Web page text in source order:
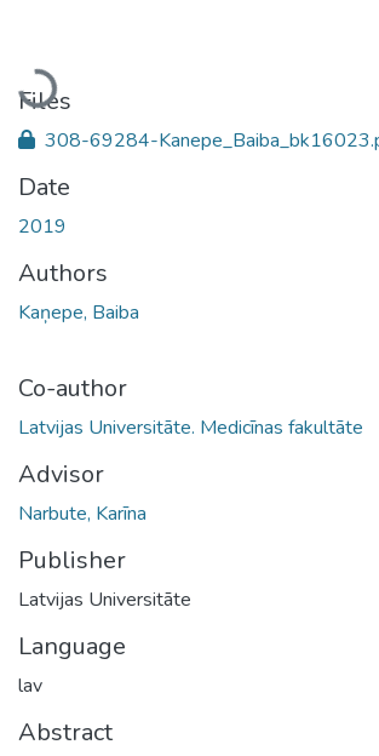
Loading...
Files
308-69284-
Date
2019
Authors
Kaņepe, Baiba
Co-author
Latvijas Universitāte. Medicīnas fakultāte
Advisor
Narbute, Karīna
Publisher
Latvijas Universitāte
Language
lav
Abstract